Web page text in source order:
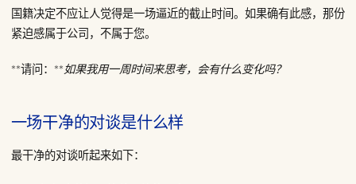
国籍决定不应让人觉得是一场逼近的截止时间。如果确有此感，那份
紧迫感属于公司，不属于您。
**请问：**如果我用一周时间来思考，会有什么变化吗？
一场干净的对谈是什么样
最干净的对谈听起来如下：